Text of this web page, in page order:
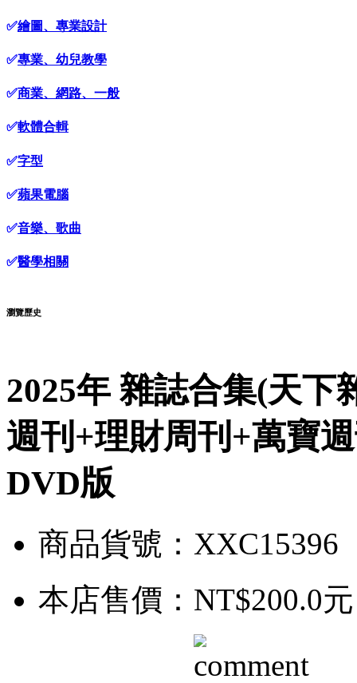
✅繪圖、專業設計
✅專業、幼兒教學
✅商業、網路、一般
✅軟體合輯
✅字型
✅蘋果電腦
✅音樂、歌曲
✅醫學相關
瀏覽歷史
2025年 雜誌合集(天下
週刊+理財周刊+萬寶
DVD版
商品貨號：XXC15396
本店售價： NT$200.0元